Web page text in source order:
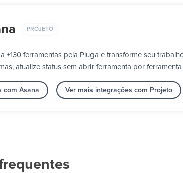
PROJETO
+130 ferramentas pela Pluga e transforme seu
atualize status sem abrir ferramenta por
com Asana Ver mais integrações com Projeto